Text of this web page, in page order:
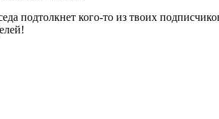
подтолкнет кого-то из твоих